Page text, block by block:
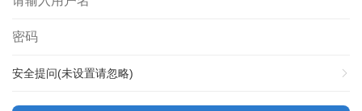
安全提问(未设置请忽略)